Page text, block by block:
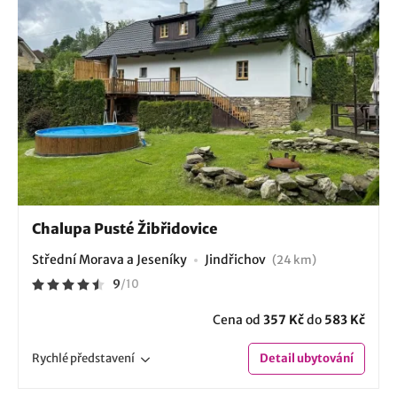
Chalupa Pusté Žibřidovice
Střední Morava a Jeseníky Jindřichov (24 km)
9/10
Cena od 357 Kčdo 583 Kč
Rychlépředstavení Detailubytování